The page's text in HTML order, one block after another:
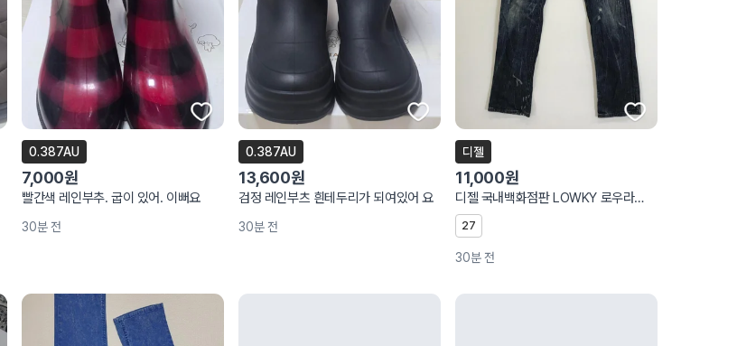
0.387AU
7,000원
빨간색 레인부추. 굽이 있어. 이뻐요
30분 전
0.387AU
13,600원
검정 레인부츠 흰테두리가 되여있어 요
30분 전
디젤
11,000원
디젤 국내백화점판 LOWKY 로우라이즈 데님 청바지[27인치]
27
30분 전